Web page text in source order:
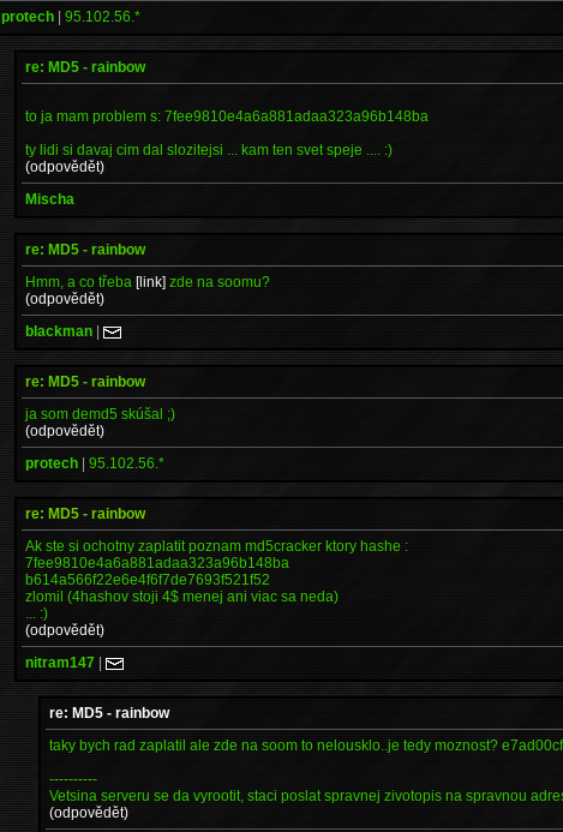
protech |95.102.56.*
re: MD5 - rainbow
to ja mam problem s: 7fee9810e4a6a881adaa323a96b148ba
ty lidi si davaj cim dal slozitejsi ... kam ten svet speje .... :)
(odpovědět)
Mischa
re: MD5 - rainbow
Hmm, a co třeba[link] zde na soomu?
(odpovědět)
blackman |
re: MD5 - rainbow
ja som demd5 skúšal ;)
(odpovědět)
protech |95.102.56.*
re: MD5 - rainbow
Ak ste si ochotny zaplatit poznam md5cracker ktory hashe :
7fee9810e4a6a881adaa323a96b148ba
b614a566f22e6e4f6f7de7693f521f52
zlomil (4hashov stoji 4$ menej ani viac sa neda)
... :)
(odpovědět)
nitram147 |
re: MD5 - rainbow
taky bych rad zaplatil ale zde na soom to nelousklo..je tedy moznost?
----------
Vetsina serveru se da vyrootit, staci poslat spravnej zivotopis na spravnou
(odpovědět)